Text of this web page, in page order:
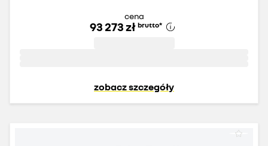
cena
93 273 zł brutto*
zobacz szczegóły